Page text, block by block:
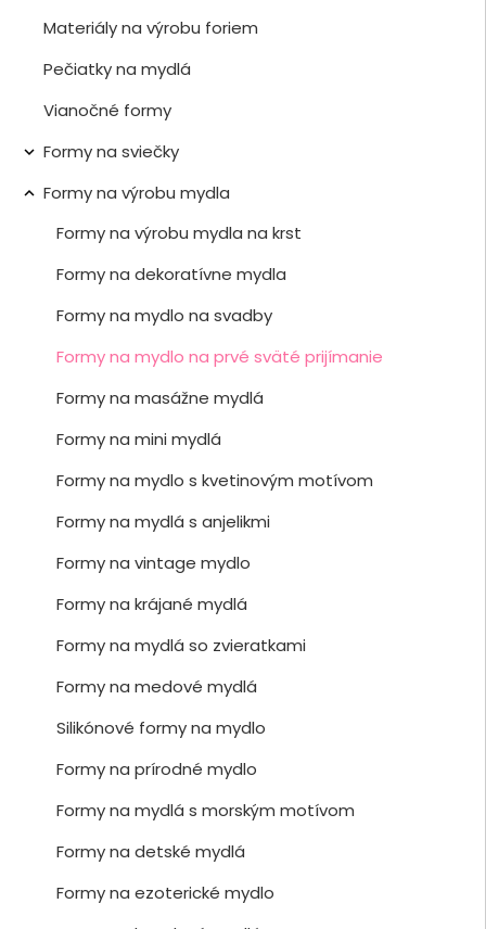
Materiály na výrobu foriem
Pečiatky na mydlá
Vianočné formy
Formy na sviečky

Formy na výrobu mydla

Formy na výrobu mydla na krst
Formy na dekoratívne mydla
Formy na mydlo na svadby
Formy na mydlo na prvé sväté prijímanie
Formy na masážne mydlá
Formy na mini mydlá
Formy na mydlo s kvetinovým motívom
Formy na mydlá s anjelikmi
Formy na vintage mydlo
Formy na krájané mydlá
Formy na mydlá so zvieratkami
Formy na medové mydlá
Silikónové formy na mydlo
Formy na prírodné mydlo
Formy na mydlá s morským motívom
Formy na detské mydlá
Formy na ezoterické mydlo